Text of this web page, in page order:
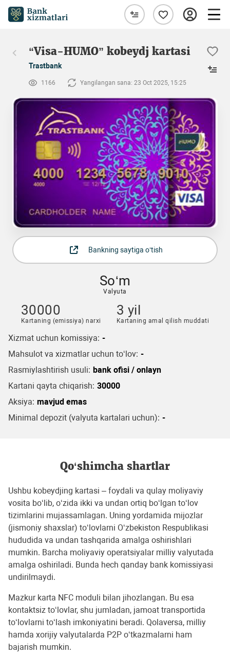
“Visa-HUMO” kobeydj kartasi
Trastbank
1166 Yangilangan sana: 23 Oct 2025, 15:25
Bankning saytiga o‘tish
So‘m
Valyuta
30000
Kartaning (emissiya) narxi
3 yil
Kartaning amal qilish muddati
Xizmat uchun komissiya: -
Mahsulot va xizmatlar uchun to‘lov: -
Rasmiylashtirish usuli: bank ofisi / onlayn
Kartani qayta chiqarish: 30000
Aksiya: mavjud emas
Minimal depozit (valyuta kartalari uchun): -
Qo‘shimcha shartlar
Ushbu kobeydjing kartasi – foydali va qulay moliyaviy
vosita bo‘lib, o‘zida ikki va undan ortiq bo‘lgan to‘lov
tizimlarini mujassamlagan. Uning yordamida mijozlar
(jismoniy shaxslar) to‘lovlarni O‘zbekiston Respublikasi
hududida va undan tashqarida amalga oshirishlari
mumkin. Barcha moliyaviy operatsiyalar milliy valyutada
amalga oshiriladi. Bunda hech qanday bank komissiyasi
undirilmaydi.
Mazkur karta NFC moduli bilan jihozlangan. Bu esa
kontaktsiz to‘lovlar, shu jumladan, jamoat transportida
to‘lovlarni to‘lash imkoniyatini beradi. Qolaversa, milliy
hamda xorijiy valyutalarda Р2Р o‘tkazmalarni ham
bajarish mumkin.